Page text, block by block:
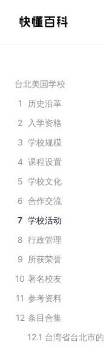
台北美国学校
1
历史沿革
2
入学资格
3 学校规模
4 课程设置
5 学校文化
6 合作交流
7 学校活动
8 行政管理
9 所获荣誉
10 著名校友
11 参考资料
12 条目合集
12.1